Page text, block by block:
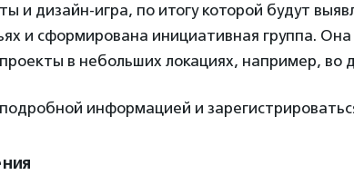
и дизайн-игра, по итогу которой будут
и сформирована инициативная группа. Она
в небольших локациях, например, во
информацией и